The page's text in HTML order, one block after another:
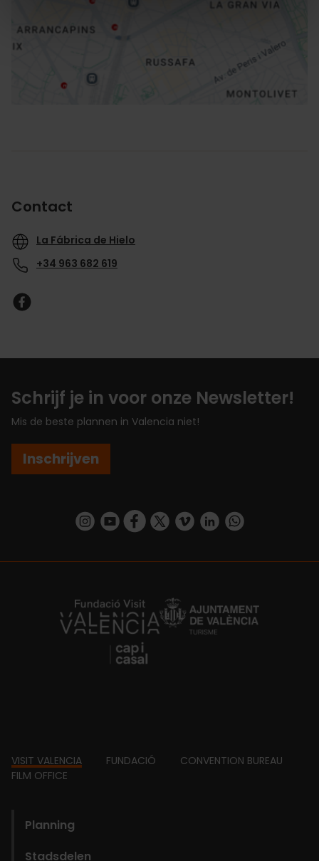
Routebeschrijving
Contact
La Fábrica de Hielo
+34 963 682 619
Schrijf je in voor onze Newsletter!
Mis de beste plannen in Valencia niet!
Inschrijven
https://www.instagram.com/visit_valencia/
https://www.youtube.com/user/
https://www.facebook.com/
https://twitter.com/
https://vimeo.com/
https://www.linkedin.com/company/turismo-valencia/https://api.whatsapp.com/send/
https://fundacion.visitvalencia.com/
Footer
VISIT VALENCIA FUNDACIÓ
CONVENTION BUREAU
FILM OFFICE
Planning
Stadsdelen